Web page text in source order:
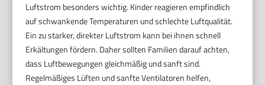
Luftstrom besonders wichtig. Kinder reagieren empfindlich
auf schwankende Temperaturen und schlechte Luftqualität.
Ein zu starker, direkter Luftstrom kann bei ihnen schnell
Erkältungen fördern. Daher sollten Familien darauf achten,
dass Luftbewegungen gleichmäßig und sanft sind.
Regelmäßiges Lüften und sanfte Ventilatoren helfen,